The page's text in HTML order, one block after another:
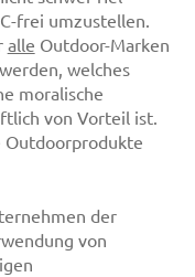
frei umzustellen.
alle Outdoor-Marken
welches
moralische
von Vorteil ist.
Outdoorprodukte
der
von